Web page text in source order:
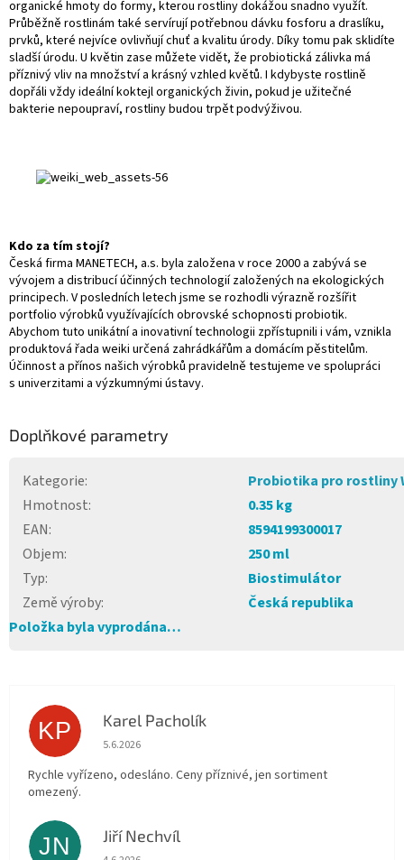
organické hmoty do formy, kterou rostliny dokážou snadno využít.
Průběžně rostlinám také servírují potřebnou dávku fosforu a draslíku,
prvků, které nejvíce ovlivňují chuť a kvalitu úrody. Díky tomu pak sklidíte
sladší úrodu. U květin zase můžete vidět, že probiotická zálivka má
příznivý vliv na množství a krásný vzhled květů. I kdybyste rostlině
dopřáli vždy ideální koktejl organických živin, pokud je užitečné
bakterie nepoupraví, rostliny budou trpět podvýživou.
Kdo za tím stojí?
Česká firma MANETECH, a.s. byla založena v roce 2000 a zabývá se
vývojem a distribucí účinných technologií založených na ekologických
principech. V posledních letech jsme se rozhodli výrazně rozšířit
portfolio výrobků využívajících obrovské schopnosti probiotik.
Abychom tuto unikátní a inovativní technologii zpřístupnili i vám, vznikla
produktová řada weiki určená zahrádkářům a domácím pěstitelům.
Účinnost a přínos našich výrobků pravidelně testujeme ve spolupráci
s univerzitami a výzkumnými ústavy.
Doplňkové parametry
Kategorie:
Probiotika pro rostliny
Hmotnost:
0.35 kg
EAN:
8594199300017
Objem:
250 ml
Typ:
Biostimulátor
Země výroby:
Česká republika
Položka byla vyprodána…
KP Karel Pacholík
Hodnocení obchodu je 4 z 5 hvězdiček.
5.6.2026
Rychle vyřízeno, odesláno. Ceny příznivé, jen sortiment
omezený.
JN Jiří Nechvíl
Hodnocení obchodu je 5 z 5 hvězdiček.